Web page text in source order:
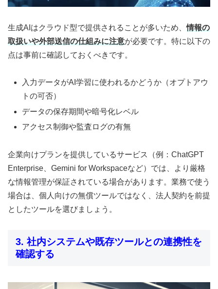
生成AIはクラウド型で提供されることが多いため、情報の
取扱いや外部送信の仕組みに注意が必要です。特に以下の
点は事前に確認しておくべきです。
入力データがAI学習に使われるかどうか（オプトアウ
トの可否）
データの保存期間や暗号化レベル
アクセス制御や監査ログの有無
企業向けプランを提供しているサービス（例：ChatGPT
Enterprise、Gemini for Workspaceなど）では、より厳格
な情報管理が保証されている場合があります。業務で使う
場合は、個人向けの無償ツールではなく、法人契約を前提
としたツールを選びましょう。
3. 社内システムや既存ツールとの連携性を
確認する